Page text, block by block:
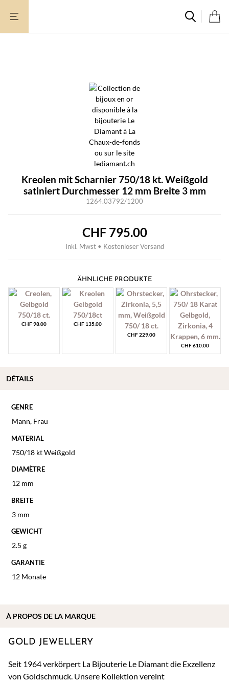
Inhalt
Kreolen mit Scharnier 750/18 kt. Weißgold
satiniert Durchmesser 12 mm Breite 3 mm
1264.03792/1200
CHF795.00
Inkl. Mwst • Kostenloser Versand
ÄHNLICHE PRODUKTE
CHF98.00 CHF 135.00
CHF229.00
CHF610.00
GENRE
Mann, Frau
MATERIAL
750/18 kt Weißgold
DIAMÈTRE
12 mm
BREITE
3 mm
GEWICHT
2.5 g
GARANTIE
12 Monate
GOLD JEWELLERY
Seit 1964 verkörpert La Bijouterie Le Diamant die Exzellenz
von Goldschmuck. Unsere Kollektion vereint
DÉTAILS
À PROPOS DE LA MARQUE